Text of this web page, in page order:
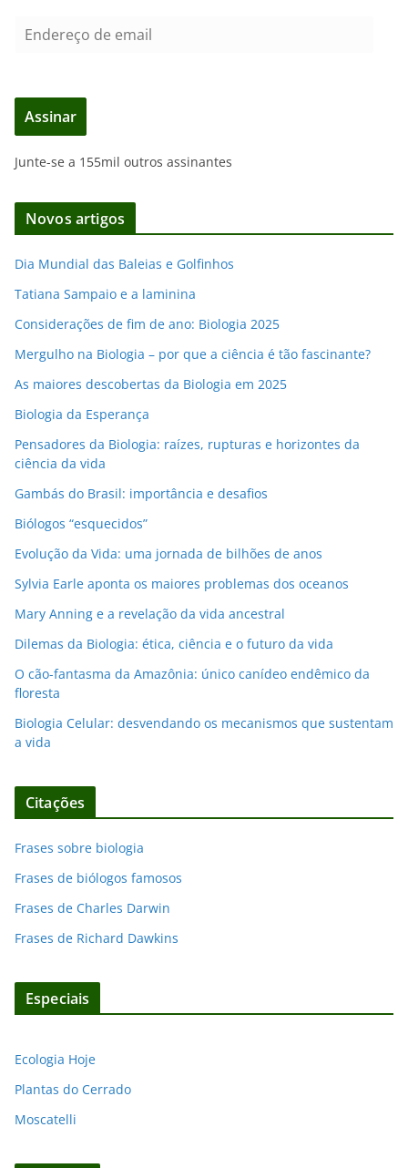
e
e
ç
d
a
i
Assinar
Junte-se a 155mil outros assinantes
Novos artigos
Dia Mundial das Baleias e Golfinhos
Tatiana Sampaio e a laminina
Considerações de fim de ano: Biologia 2025
Mergulho na Biologia – por que a ciência é tão fascinante?
As maiores descobertas da Biologia em 2025
Biologia da Esperança
Pensadores da Biologia: raízes, rupturas e horizontes da
ciência da vida
Gambás do Brasil: importância e desafios
Biólogos “esquecidos”
Evolução da Vida: uma jornada de bilhões de anos
Sylvia Earle aponta os maiores problemas dos oceanos
Mary Anning e a revelação da vida ancestral
Dilemas da Biologia: ética, ciência e o futuro da vida
O cão-fantasma da Amazônia: único canídeo endêmico da
floresta
Biologia Celular: desvendando os mecanismos que sustentam
a vida
Citações
Frases sobre biologia
Frases de biólogos famosos
Frases de Charles Darwin
Frases de Richard Dawkins
Especiais
Ecologia Hoje
Plantas do Cerrado
Moscatelli